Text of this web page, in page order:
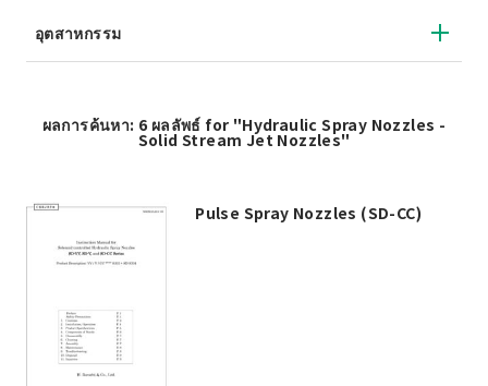
อุตสาหกรรม
ผลการค้นหา: 6 ผลลัพธ์ for "Hydraulic Spray Nozzles -
Solid Stream Jet Nozzles"
Pulse Spray Nozzles (SD-CC)